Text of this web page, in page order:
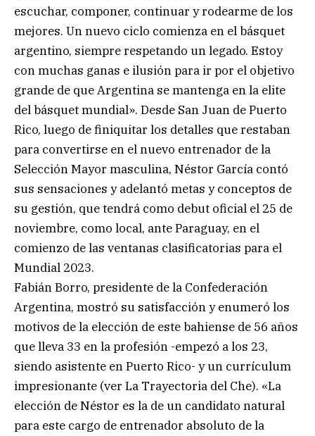
escuchar, componer, continuar y rodearme de los
mejores. Un nuevo ciclo comienza en el básquet
argentino, siempre respetando un legado. Estoy
con muchas ganas e ilusión para ir por el objetivo
grande de que Argentina se mantenga en la elite
del básquet mundial». Desde San Juan de Puerto
Rico, luego de finiquitar los detalles que restaban
para convertirse en el nuevo entrenador de la
Selección Mayor masculina, Néstor García contó
sus sensaciones y adelantó metas y conceptos de
su gestión, que tendrá como debut oficial el 25 de
noviembre, como local, ante Paraguay, en el
comienzo de las ventanas clasificatorias para el
Mundial 2023.
Fabián Borro, presidente de la Confederación
Argentina, mostró su satisfacción y enumeró los
motivos de la elección de este bahiense de 56 años
que lleva 33 en la profesión -empezó a los 23,
siendo asistente en Puerto Rico- y un currículum
impresionante (ver La Trayectoria del Che). «La
elección de Néstor es la de un candidato natural
para este cargo de entrenador absoluto de la